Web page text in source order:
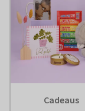
Cadeaus